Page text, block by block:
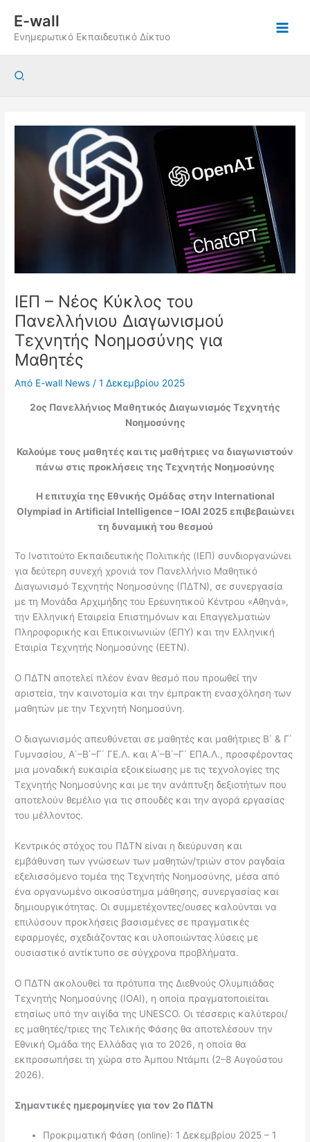
περιεχόμενο
E-wall
Ενημερωτικό Εκπαιδευτικό Δίκτυο
Αναζήτηση
ΙΕΠ – Νέος Κύκλος του
Πανελλήνιου Διαγωνισμού
Τεχνητής Νοημοσύνης για
Μαθητές
Από E-wall News/1 Δεκεμβρίου 2025
2ος Πανελλήνιος Μαθητικός Διαγωνισμός Τεχνητής
Νοημοσύνης
Καλούμε τους μαθητές και τις μαθήτριες να διαγωνιστούν
πάνω στις προκλήσεις της Τεχνητής Νοημοσύνης
Η επιτυχία της Εθνικής Ομάδας στην International
Olympiad in Artificial Intelligence – IOAI 2025 επιβεβαιώνει
τη δυναμική του θεσμού
Το Ινστιτούτο Εκπαιδευτικής Πολιτικής (ΙΕΠ) συνδιοργανώνει
για δεύτερη συνεχή χρονιά τον Πανελλήνιο Μαθητικό
Διαγωνισμό Τεχνητής Νοημοσύνης (ΠΔΤΝ), σε συνεργασία
με τη Μονάδα Αρχιμήδης του Ερευνητικού Κέντρου «Αθηνά»,
την Ελληνική Εταιρεία Επιστημόνων και Επαγγελματιών
Πληροφορικής και Επικοινωνιών (ΕΠΥ) και την Ελληνική
Εταιρία Τεχνητής Νοημοσύνης (ΕΕΤΝ).
Ο ΠΔΤΝ αποτελεί πλέον έναν θεσμό που προωθεί την
αριστεία, την καινοτομία και την έμπρακτη ενασχόληση των
μαθητών με την Τεχνητή Νοημοσύνη.
Ο διαγωνισμός απευθύνεται σε μαθητές και μαθήτριες Β΄ & Γ΄
Γυμνασίου, Α΄–Β΄–Γ΄ ΓΕ.Λ. και Α΄–Β΄–Γ΄ ΕΠΑ.Λ., προσφέροντας
μια μοναδική ευκαιρία εξοικείωσης με τις τεχνολογίες της
Τεχνητής Νοημοσύνης και με την ανάπτυξη δεξιοτήτων που
αποτελούν θεμέλιο για τις σπουδές και την αγορά εργασίας
του μέλλοντος.
Κεντρικός στόχος του ΠΔΤΝ είναι η διεύρυνση και
εμβάθυνση των γνώσεων των μαθητών/τριών στον ραγδαία
εξελισσόμενο τομέα της Τεχνητής Νοημοσύνης, μέσα από
ένα οργανωμένο οικοσύστημα μάθησης, συνεργασίας και
δημιουργικότητας. Οι συμμετέχοντες/ουσες καλούνται να
επιλύσουν προκλήσεις βασισμένες σε πραγματικές
εφαρμογές, σχεδιάζοντας και υλοποιώντας λύσεις με
ουσιαστικό αντίκτυπο σε σύγχρονα προβλήματα.
Ο ΠΔΤΝ ακολουθεί τα πρότυπα της Διεθνούς Ολυμπιάδας
Τεχνητής Νοημοσύνης (IOAI), η οποία πραγματοποιείται
ετησίως υπό την αιγίδα της UNESCO. Οι τέσσερις καλύτεροι/
ες μαθητές/τριες της Τελικής Φάσης θα αποτελέσουν την
Εθνική Ομάδα της Ελλάδας για το 2026, η οποία θα
εκπροσωπήσει τη χώρα στο Άμπου Ντάμπι (2–8 Αυγούστου
2026).
Σημαντικές ημερομηνίες για τον 2ο ΠΔΤΝ
Προκριματική Φάση (online): 1 Δεκεμβρίου 2025 – 1